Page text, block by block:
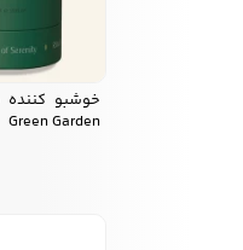
Green Garden